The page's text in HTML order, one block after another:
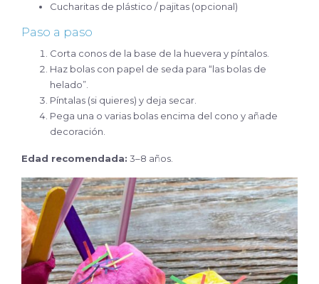
Cucharitas de plástico / pajitas (opcional)
Paso a paso
Corta conos de la base de la huevera y píntalos.
Haz bolas con papel de seda para “las bolas de
helado”.
Píntalas (si quieres) y deja secar.
Pega una o varias bolas encima del cono y añade
decoración.
Edad recomendada: 3–8 años.